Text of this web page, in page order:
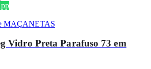
MAÇANETAS
Vidro Preta Parafuso 73 em